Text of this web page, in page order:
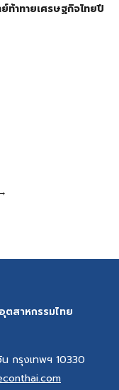
ท้าทายเศรษฐกิจไทยปี
ตสาหกรรมไทย
กรุงเทพฯ 10330